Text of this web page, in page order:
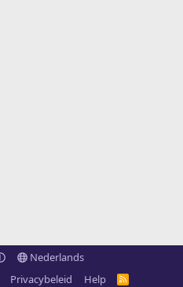
Nederlands
Privacybeleid Help
R